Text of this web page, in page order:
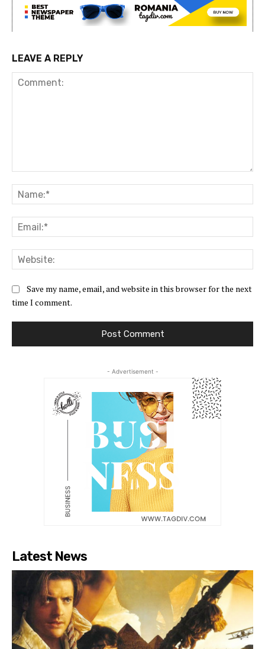
LEAVE A REPLY
Save my name, email, and website in this browser for the next
time I comment.
- Advertisement -
Latest News